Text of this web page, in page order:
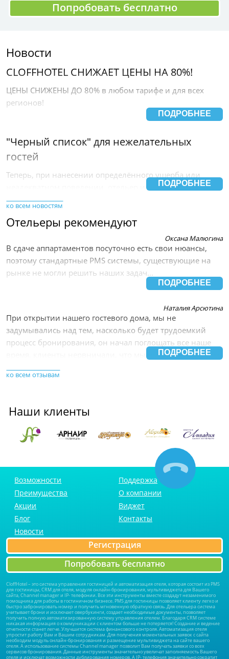
Попробовать бесплатно
Новости
CLOFFHOTEL СНИЖАЕТ ЦЕНЫ НА 80%!
ЦЕНЫ СНИЖЕНЫ ДО 80% в любом тарифе и для всех
регионов!
ПОДРОБНЕЕ
"Черный список" для нежелательных
гостей
Теперь, при нанесении определённого ущерба или
неадекватном поведении, отельер имеет возможность
отметить такого гостя как «нежеланный» и отправить
ПОДРОБНЕЕ
ко всем новостям
Отельеры рекомендуют
Оксана Малюгина
В сдаче аппартаментов посуточно есть свои нюансы,
поэтому стандартные PMS системы, существующие на
рынке не могли решить наших задач...
ПОДРОБНЕЕ
Наталия Арсютина
При открытии нашего гостевого дома, мы не
задумывались над тем, насколько будет трудоемкий
процесс бронирования, он начал поглощать все наше
время, клиенты нервничали, что мы им долго отвечаем
ошибок при операциях с бронирование начало
начали терять репутацию.
ПОДРОБНЕЕ
ко всем отзывам
Наши клиенты
Возможности
Преимущества
Акции
Блог
Новости
Поддержка
О компании
Виджет
Контакты
Регистрация
Попробовать бесплатно
CloffHotel – это система управления гостиницей и автоматизация отеля, которая состоит из PMS
для гостиницы, CRM для отеля, модуля онлайн-бронирования, мультивиджета для Вашего
сайта, Channel manager и IP- телефонии. Все эти инструменты вместе создадут незаменимого
помощника для работы в гостиничном бизнесе. PMS для гостиницы позволяет клиенту легко и
быстро забронировать номер и получить мгновенную обратную связь. Для отельера система
учитывает брони и исключает овербукинги, создает необходимые документы, позволяет
получить полную автоматизированную систему управления отелем. Благодаря CRM системе
никакая информация о коммуникации с клиентом больше не потеряется! Создание и ведение
отчетности станет легче. Улучшится система финансового контроля. Автоматизация отеля
упростит работу Вам и Вашим сотрудникам. Для получения моментальных заявок с сайта
необходим модуль онлайн-бронирования и размещение мультивиджета на сайте вашего
отеля. А использование системы Channel manager позволит Вам получать заявки со всех
сервисов бронирования. Данные инструменты значительно увеличат заполняемость Вашего
отеля и исключат возможности дублирования номеров. А IP- телефония значительно сократит
ЗАКАЗАТЬ